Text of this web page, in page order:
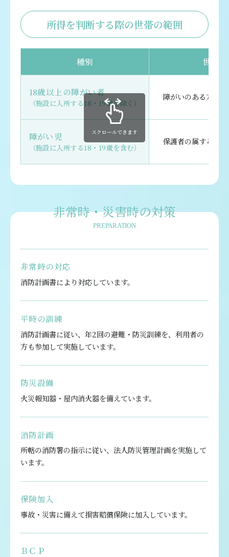
所得を判断する際の世帯の範囲
種別 世帯
18歳以上の障がい者
（施設に入所する18・19歳を除く）
障がいのある方と
障がい児
（施設に入所する18・19歳を含む）
保護者の属する住
スクロールできます
非常時・災害時の対策
PREPARATION
非常時の対応
消防計画書により対応しています。
平時の訓練
消防計画書に従い、年2回の避難・防災訓練を、利用者の
方も参加して実施しています。
防災設備
火災報知器・屋内消火器を備えています。
消防計画
所轄の消防署の指示に従い、法人防災管理計画を実施して
います。
保険加入
事故・災害に備えて損害賠償保険に加入しています。
ＢＣＰ